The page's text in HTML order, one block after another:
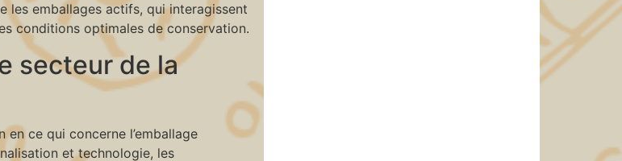
les emballages actifs, qui interagissent
conditions optimales de conservation.
secteur de la
ce qui concerne l’emballage
et technologie, les